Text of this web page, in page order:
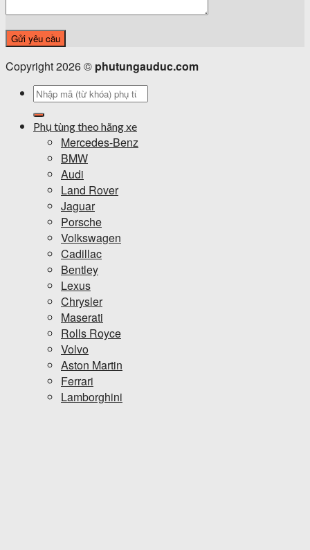
Copyright 2026 © phutungauduc.com
Tìm
Phụ tùng theo hãng xe
Mercedes-Benz
BMW
Audi
Land Rover
Jaguar
Porsche
Volkswagen
Cadillac
Bentley
Lexus
Chrysler
Maserati
Rolls Royce
Volvo
Aston Martin
Ferrari
Lamborghini